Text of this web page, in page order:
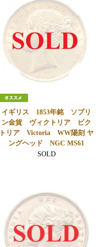
イギリス 1853年銘 ソブリ
ン金貨 ヴィクトリア ビク
トリア Victoria WW陽刻 ヤ
ングヘッド NGC MS61
SOLD